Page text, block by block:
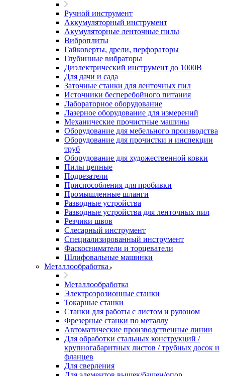
Ручной инструмент
Аккумуляторный инструмент
Акумуляторные ленточные пилы
Виброплиты
Гайковерты, дрели, перфораторы
Глубинные вибраторы
Диэлектрический инструмент до 1000В
Для дачи и сада
Заточные станки для ленточных пил
Источники бесперебойного питания
Лабораторное оборудование
Лазерное оборудование для измерений
Механические прочистные машины
Оборудование для мебельного производства
Оборудование для прочистки и инспекции
труб
Оборудование для художественной ковки
Пилы цепные
Подрезатели
Приспособления для пробивки
Промышленные шланги
Разводные устройства
Разводные устройства для ленточных пил
Резчики швов
Слесарный инструмент
Специализированный инструмент
Фаскосниматели и торцеватели
Шлифовальные машинки
Металлообработка
Металлообработка
Электроэрозионные станки
Токарные станки
Станки для работы с листом и рулоном
Фрезерные станки по металлу
Автоматические производственные линии
Для обработки стальных конструкций /
крупногабаритных листов / трубных досок и
фланцев
Для сверления